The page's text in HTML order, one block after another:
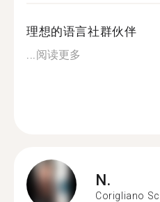
理想的语言社群伙伴
...阅读更多
N.
Corigliano